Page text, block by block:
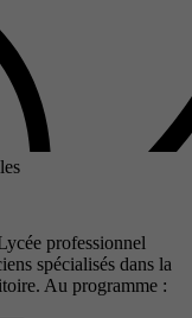
professionnel
spécialisés dans la
Au programme :